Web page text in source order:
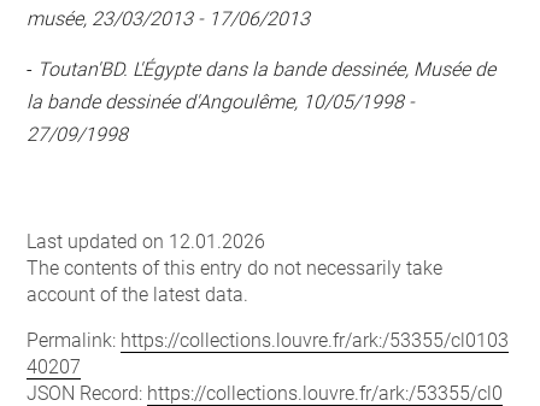
musée, 23/03/2013 - 17/06/2013
- Toutan'BD. L'Égypte dans la bande dessinée, Musée de
la bande dessinée d'Angoulême, 10/05/1998 -
27/09/1998
Last updated on 12.01.2026
The contents of this entry do not necessarily take
account of the latest data.
Permalink: https://collections.louvre.fr/ark:/53355/cl0103
40207
JSON Record: https://collections.louvre.fr/ark:/53355/cl0